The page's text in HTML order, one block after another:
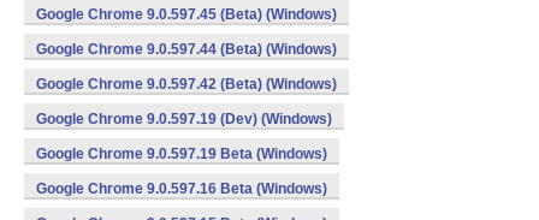
Google Chrome 9.0.597.45 (Beta) (Windows)
Google Chrome 9.0.597.44 (Beta) (Windows)
Google Chrome 9.0.597.42 (Beta) (Windows)
Google Chrome 9.0.597.19 (Dev) (Windows)
Google Chrome 9.0.597.19 Beta (Windows)
Google Chrome 9.0.597.16 Beta (Windows)